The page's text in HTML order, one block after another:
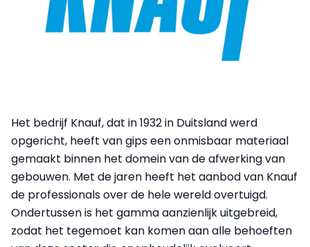
Het bedrijf Knauf, dat in 1932 in Duitsland werd
opgericht, heeft van gips een onmisbaar materiaal
gemaakt binnen het domein van de afwerking van
gebouwen. Met de jaren heeft het aanbod van Knauf
de professionals over de hele wereld overtuigd.
Ondertussen is het gamma aanzienlijk uitgebreid,
zodat het tegemoet kan komen aan alle behoeften